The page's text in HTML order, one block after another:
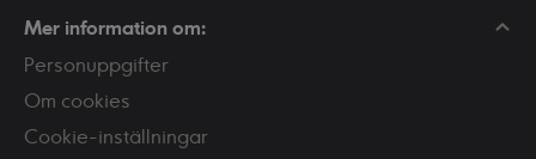
Mer information om:
Personuppgifter
Om cookies
Cookie-inställningar